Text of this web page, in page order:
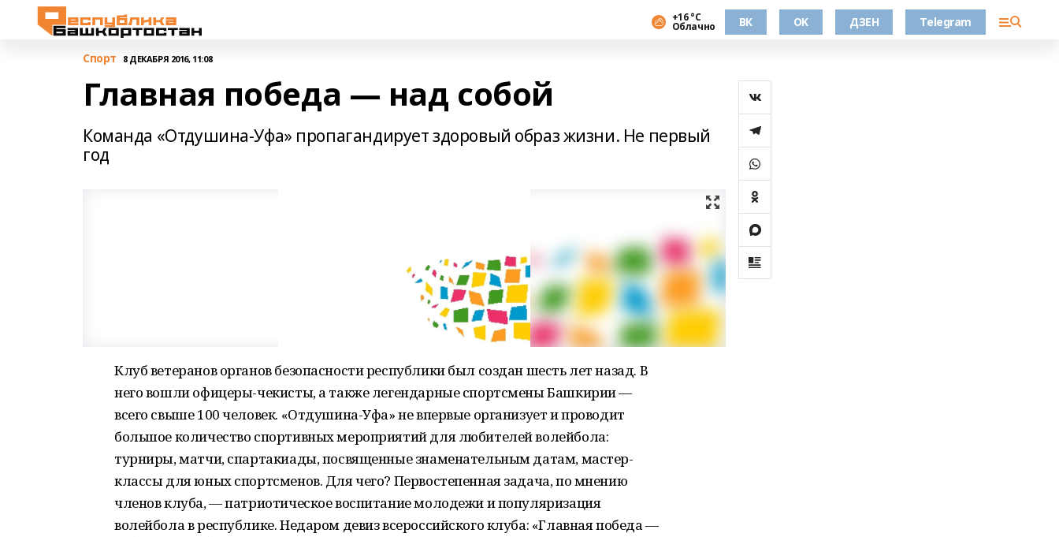
+16 °С
Облачно ВК OK ДЗЕН Telegram
Спорт 8 ДЕКАБРЯ 2016, 11:08
Главная победа — над собой
Команда «Отдушина-Уфа» пропагандирует здоровый образ жизни. Не первый
год
Клуб ветеранов органов безопасности республики был создан шесть лет назад. В
него вошли офицеры-чекисты, а также легендарные спортсмены Башкирии —
всего свыше 100 человек. «Отдушина-Уфа» не впервые организует и проводит
большое количество спортивных мероприятий для любителей волейбола:
турниры, матчи, спартакиады, посвященные знаменательным датам, мастер-
классы для юных спортсменов. Для чего? Первостепенная задача, по мнению
членов клуба, — патриотическое воспитание молодежи и популяризация
волейбола в республике. Недаром девиз всероссийского клуба: «Главная победа —